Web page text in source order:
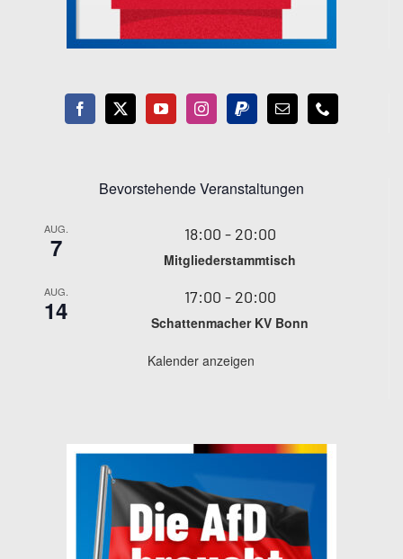
Bevorstehende Veranstaltungen
AUG.
7 18:00 - 20:00
Mitgliederstammtisch
AUG.
14 17:00 - 20:00
Schattenmacher KV Bonn
Kalender anzeigen